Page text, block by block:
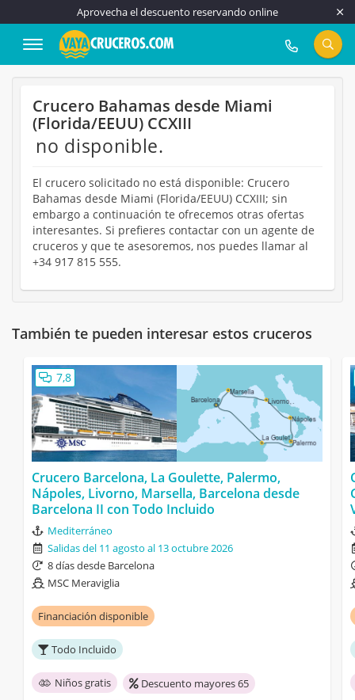
Aprovecha el descuento reservando online
917 815 555
Crucero Bahamas desde Miami
(Florida/EEUU) CCXIII
no disponible.
El crucero solicitado no está disponible: Crucero
Bahamas desde Miami (Florida/EEUU) CCXIII; sin
embargo a continuación te ofrecemos otras ofertas
interesantes. Si prefieres contactar con un agente de
cruceros y que te asesoremos, nos puedes llamar al
+34 917 815 555.
También te pueden interesar estos cruceros
7,8
Crucero Barcelona, La Goulette, Palermo,
Nápoles, Livorno, Marsella, Barcelona desde
Barcelona II con Todo Incluido
Mediterráneo
Salidas del 11 agosto al 13 octubre 2026
8 días desde Barcelona
MSC Meraviglia
Financiación disponible
Todo Incluido
Niños gratis
Descuento mayores 65